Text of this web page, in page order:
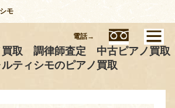
モ
買取 調律師査定 中古ピアノ買取
ルティシモのピアノ買取
電話→